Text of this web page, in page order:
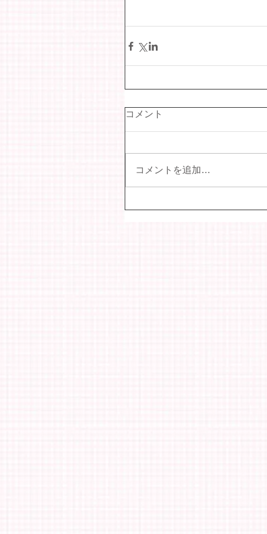
コメント
コメントを追加…